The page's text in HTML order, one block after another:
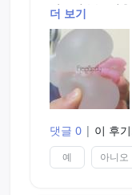
같은경우는 처
하다보니 냄새
다보면 해결될것
애널:애널은 쪽
지만 조임이 조
이
자극이 쌔서 마
(입구쪽은 초토
질:조임이 마음
엄청난 자극을
더 보기
댓글 0 | 이 후
예 아니오